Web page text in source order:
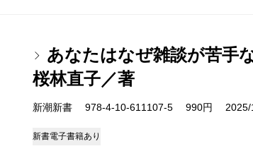
あなたはなぜ雑談が苦手
桜林直子／著
新潮新書 978-4-10-611107-5 990円 2025/
新書電子書籍あり